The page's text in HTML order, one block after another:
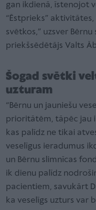
gan ikdienā, īstenojot
“Ēstprieks”
svētkos,” uzsver
priekšsēdētājs Valts
Šogad svētki
uzturam
“Bērnu un jauniešu
prioritātēm, tāpēc jau
kas palīdz ne tikai
veselīgus ieradumus
un Bērnu slimnīcas
ik dienu palīdz
pacientiem, savukārt
ka veselīgs uzturs var